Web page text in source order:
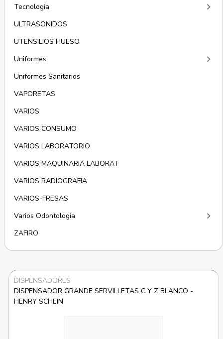
Tecnología
keyboard_arrow_right
ULTRASONIDOS
UTENSILIOS HUESO
Uniformes
keyboard_arrow_right
Uniformes Sanitarios
VAPORETAS
VARIOS
VARIOS CONSUMO
VARIOS LABORATORIO
VARIOS MAQUINARIA LABORAT
VARIOS RADIOGRAFIA
VARIOS-FRESAS
Varios Odontología
keyboard_arrow_right
ZAFIRO
DISPENSADORES
DISPENSADOR GRANDE SERVILLETAS C Y Z BLANCO -
HENRY SCHEIN